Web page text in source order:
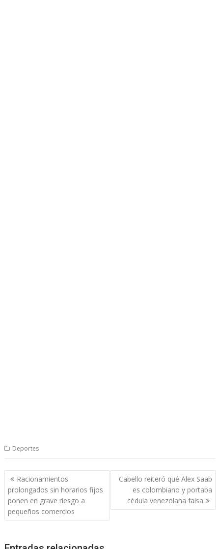
Deportes
Navegación
de
entradas
Racionamientos
prolongados sin horarios fijos
ponen en grave riesgo a
pequeños comercios
Cabello reiteró qué Alex Saab
es colombiano y portaba
cédula venezolana falsa